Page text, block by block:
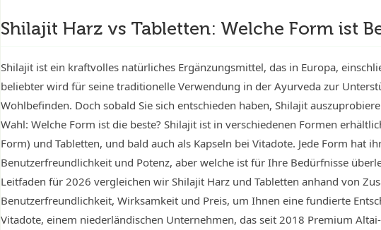
Shilajit Harz vs Tabletten: Welche Form ist
Shilajit ist ein kraftvolles natürliches Ergänzungsmittel, das in Europa,
beliebter wird für seine traditionelle Verwendung in der Ayurveda zur
Wohlbefinden. Doch sobald Sie sich entschieden haben, Shilajit
Wahl: Welche Form ist die beste? Shilajit ist in verschiedenen Formen
Form) und Tabletten, und bald auch als Kapseln bei Vitadote. Jede Form hat
Benutzerfreundlichkeit und Potenz, aber welche ist für Ihre Bedürfnisse
Leitfaden für 2026 vergleichen wir Shilajit Harz und Tabletten anhand von
Benutzerfreundlichkeit, Wirksamkeit und Preis, um Ihnen eine fundierte
Vitadote, einem niederländischen Unternehmen, das seit 2018 Premium